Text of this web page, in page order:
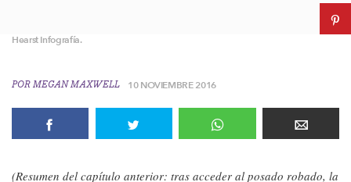
Hearst Infografía.
POR MEGAN MAXWELL 10 NOVIEMBRE 2016
(Resumen del capítulo anterior: tras acceder al posado robado, la